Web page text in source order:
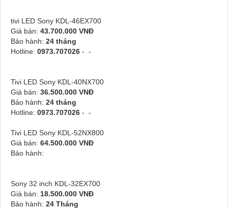
tivi LED Sony KDL-46EX700
Giá bán: 43.700.000 VNĐ
Bảo hành: 24 tháng
Hotline: 0973.707026 - -
Tivi LED Sony KDL-40NX700
Giá bán: 36.500.000 VNĐ
Bảo hành: 24 tháng
Hotline: 0973.707026 - -
Tivi LED Sony KDL-52NX800
Giá bán: 64.500.000 VNĐ
Bảo hành:
Sony 32 inch KDL-32EX700
Giá bán: 18.500.000 VNĐ
Bảo hành: 24 Tháng